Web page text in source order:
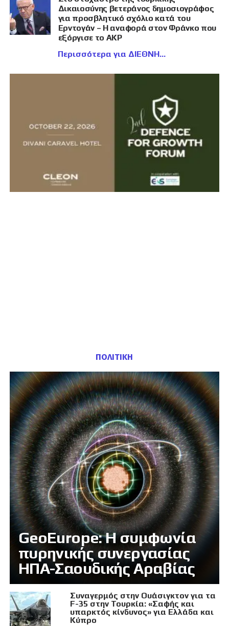
Δικαιοσύνης βετεράνος δημοσιογράφος
για προσβλητικό σχόλιο κατά του
Ερντογάν – Η αναφορά στον Φράνκο που
εξόργισε το AKP
Περισσότερα για ΔΙΕΘΝΗ
ΠΟΛΙΤΙΚΗ
GeoEurope: Η συμφωνία
πυρηνικής συνεργασίας
ΗΠΑ-Σαουδικής Αραβίας
Συναγερμός στην Ουάσιγκτον για τα
F-35 στην Τουρκία: «Σαφής και
υπαρκτός κίνδυνος» για Ελλάδα και
Κύπρο